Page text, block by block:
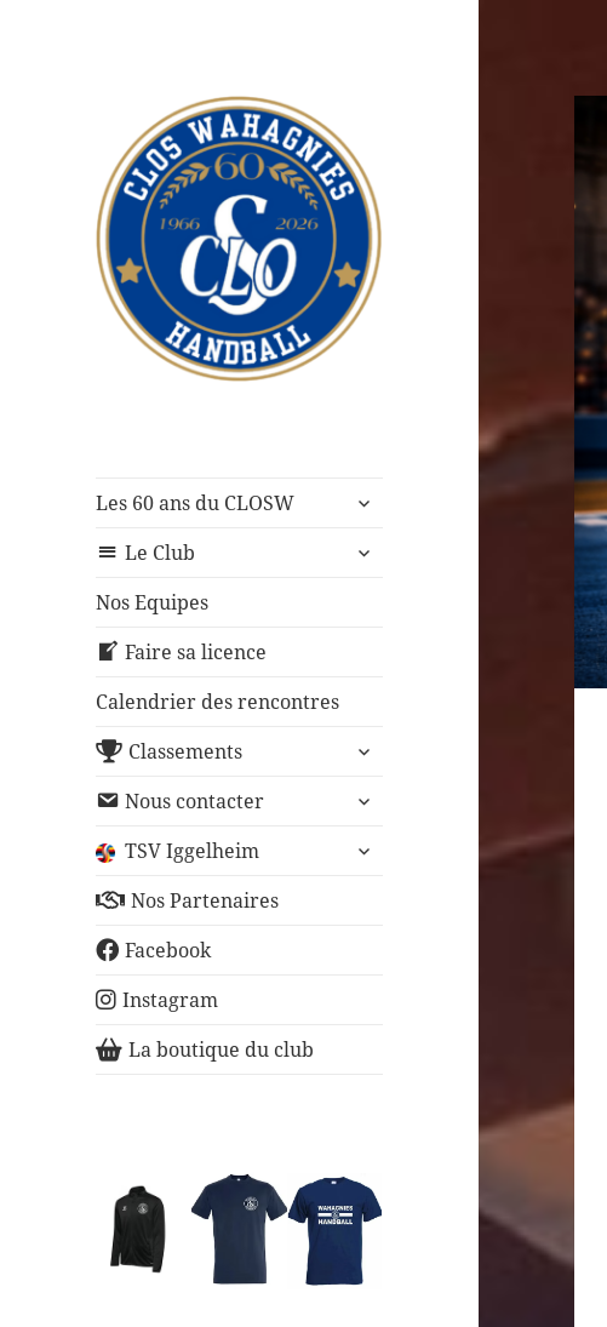
Les 60 ans du CLOSW
ouvrir
sous-
Le Club
ouvrir
Nos Equipes
Faire sa licence
Calendrier des rencontres
Classements
ouvrir
sous-
Nous contacter
ouvrir
sous-
TSV Iggelheim
ouvrir
Nos Partenaires
Facebook
Instagram
La boutique du club